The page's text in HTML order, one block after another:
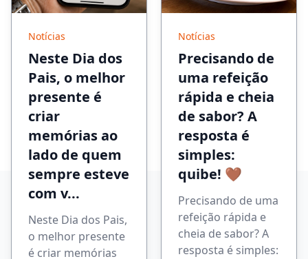
Notícias
Neste Dia dos
Pais, o melhor
presente é
criar
memórias ao
lado de quem
sempre esteve
com v...
Neste Dia dos Pais,
o melhor presente
é criar memórias
Notícias
Precisando de
uma refeição
rápida e cheia
de sabor? A
resposta é
simples:
quibe! 🤎
Precisando de uma
refeição rápida e
cheia de sabor? A
resposta é simples: